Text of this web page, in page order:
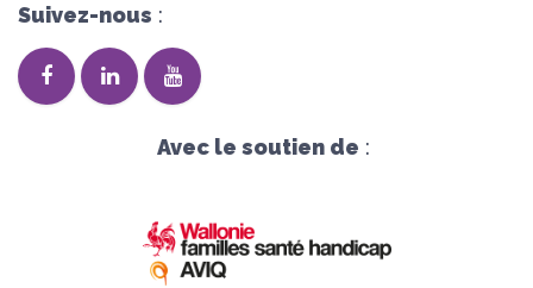
Suivez-nous :
Avec le soutien de :